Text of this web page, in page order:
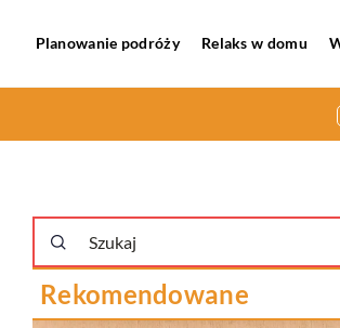
Planowanie podróży Relaks w domu
Rekomendowane